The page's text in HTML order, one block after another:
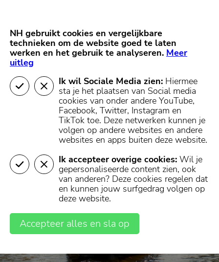
Mijn regio
NH gebruikt cookies en vergelijkbare
technieken om de website goed te laten
werken en het gebruik te analyseren. Meer
uitleg
Ik wil Sociale Media zien: Hiermee
sta je het plaatsen van Social media
cookies van onder andere YouTube,
Facebook, Twitter, Instagram en
TikTok toe. Deze netwerken kunnen je
volgen op andere websites en andere
websites en apps buiten deze website.
Ik accepteer overige cookies: Wil je
gepersonaliseerde content zien, ook
van anderen? Deze cookies regelen dat
en kunnen jouw surfgedrag volgen op
deze website.
Accepteer alles en sla op